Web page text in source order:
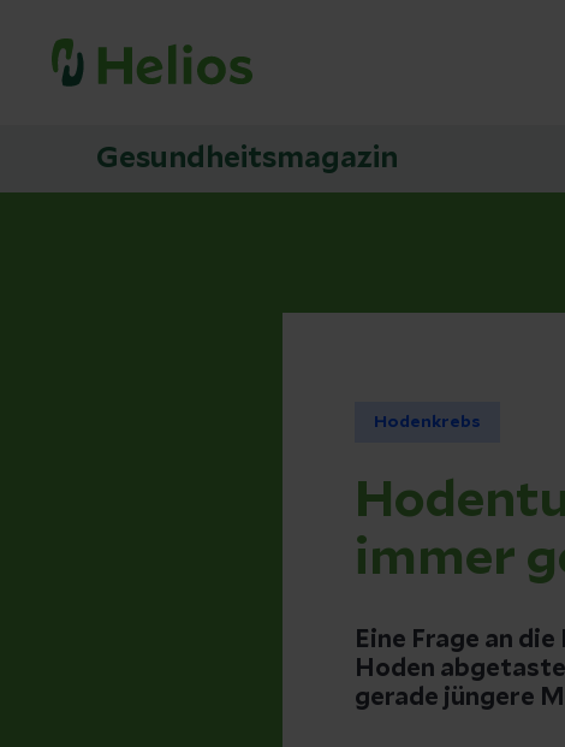
Gesundheitsmagazin
Hodenkrebs
immer
Eine Frage an
Hoden
gerade jüngere